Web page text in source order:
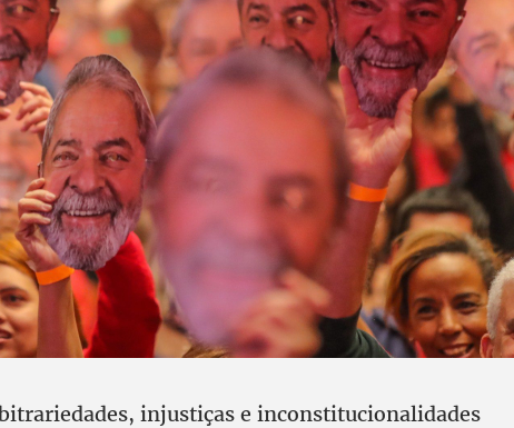
injustiças e inconstitucionalidades